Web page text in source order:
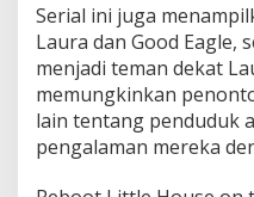
Serial ini juga
Laura dan Good Eagle,
menjadi teman dekat
memungkinkan
lain tentang penduduk
pengalaman mereka